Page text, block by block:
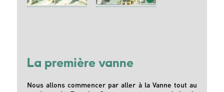
La première vanne
Nous allons commencer par aller à la Vanne tout au